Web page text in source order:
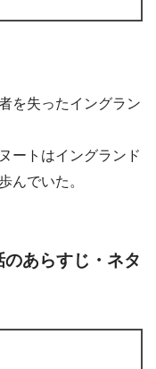
を失ったイングラン
ートはイングランド
んでいた。
のあらすじ・ネタ